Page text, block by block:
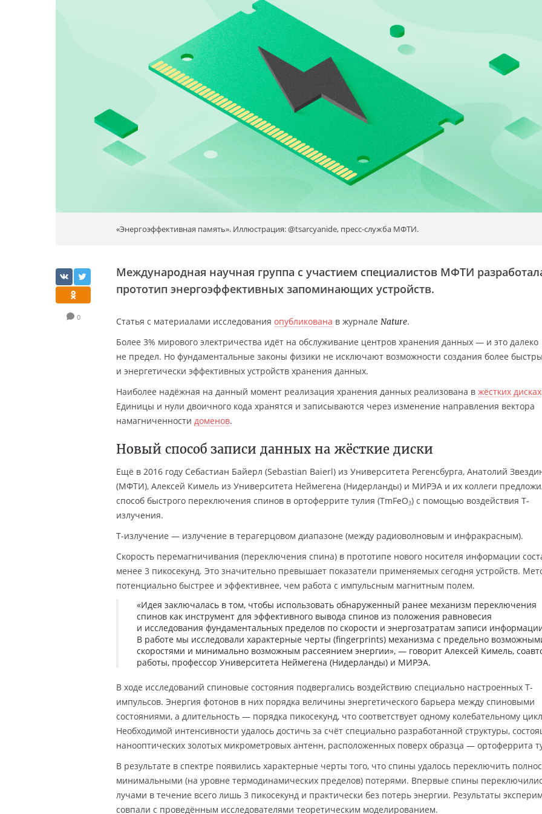
«Энергоэффективная память». Иллюстрация: @tsarcyanide, пресс-служба МФТИ.
0
Международная научная группа с участием специалистов МФТИ
прототип энергоэффективных запоминающих устройств.
Статья с материалами исследования опубликована в журнале Nature.
Более 3% мирового электричества идёт на обслуживание центров хранения данных — и это далеко
не предел. Но фундаментальные законы физики не исключают возможности создания более
и энергетически эффективных устройств хранения данных.
Наиболее надёжная на данный момент реализация хранения данных реализована в жёстких дисках
Единицы и нули двоичного кода хранятся и записываются через изменение направления вектора
намагниченности доменов.
Новый способ записи данных на жёсткие диски
Ещё в 2016 году Себастиан Байерл (Sebastian Baierl) из Университета Регенсбурга, Анатолий
(МФТИ), Алексей Кимель из Университета Неймегена (Нидерланды) и МИРЭА и их коллеги
способ быстрого переключения спинов в ортоферрите тулия (TmFeO3) с помощью воздействия Т-
излучения.
Т-излучение — излучение в терагерцовом диапазоне (между радиоволновым и инфракрасным).
Скорость перемагничивания (переключения спина) в прототипе нового носителя информации
менее 3 пикосекунд. Это значительно превышает показатели применяемых сегодня устройств.
потенциально быстрее и эффективнее, чем работа с импульсным магнитным полем.
«Идея заключалась в том, чтобы использовать обнаруженный ранее механизм переключения
спинов как инструмент для эффективного вывода спинов из положения равновесия
и исследования фундаментальных пределов по скорости и энергозатратам записи
В работе мы исследовали характерные черты (fingerprints) механизма с предельно
скоростями и минимально возможным рассеянием энергии», — говорит Алексей Кимель,
работы, профессор Университета Неймегена (Нидерланды) и МИРЭА.
В ходе исследований спиновые состояния подвергались воздействию специально настроенных Т-
импульсов. Энергия фотонов в них порядка величины энергетического барьера между спиновыми
состояниями, а длительность — порядка пикосекунд, что соответствует одному колебательному
Необходимой интенсивности удалось достичь за счёт специально разработанной структуры,
нанооптических золотых микрометровых антенн, расположенных поверх образца — ортоферрита
В результате в спектре появились характерные черты того, что спины удалось переключить
минимальными (на уровне термодинамических пределов) потерями. Впервые спины
лучами в течение всего лишь 3 пикосекунд и практически без потерь энергии. Результаты
совпали с проведённым исследователями теоретическим моделированием.